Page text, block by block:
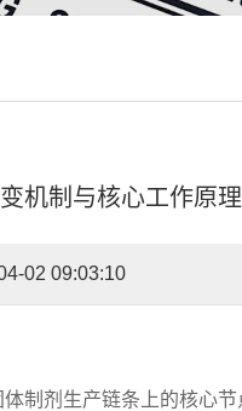
机制与核心工作原
02 09:03:10
剂生产链条上的核心